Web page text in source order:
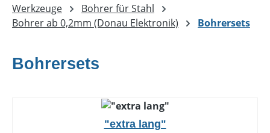
Werkzeuge
Bohrer für Stahl
Bohrer ab 0,2mm (Donau Elektronik)
Bohrersets
Bohrersets
"extra lang"